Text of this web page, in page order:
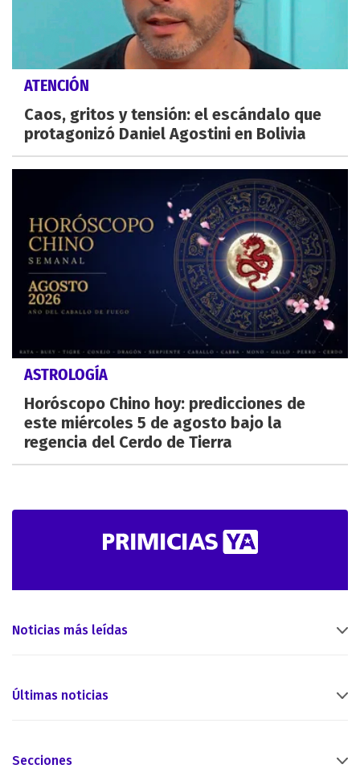
ATENCIÓN
Caos, gritos y tensión: el escándalo que
protagonizó Daniel Agostini en Bolivia
ASTROLOGÍA
Horóscopo Chino hoy: predicciones de
este miércoles 5 de agosto bajo la
regencia del Cerdo de Tierra
Noticias más leídas
Últimas noticias
Secciones